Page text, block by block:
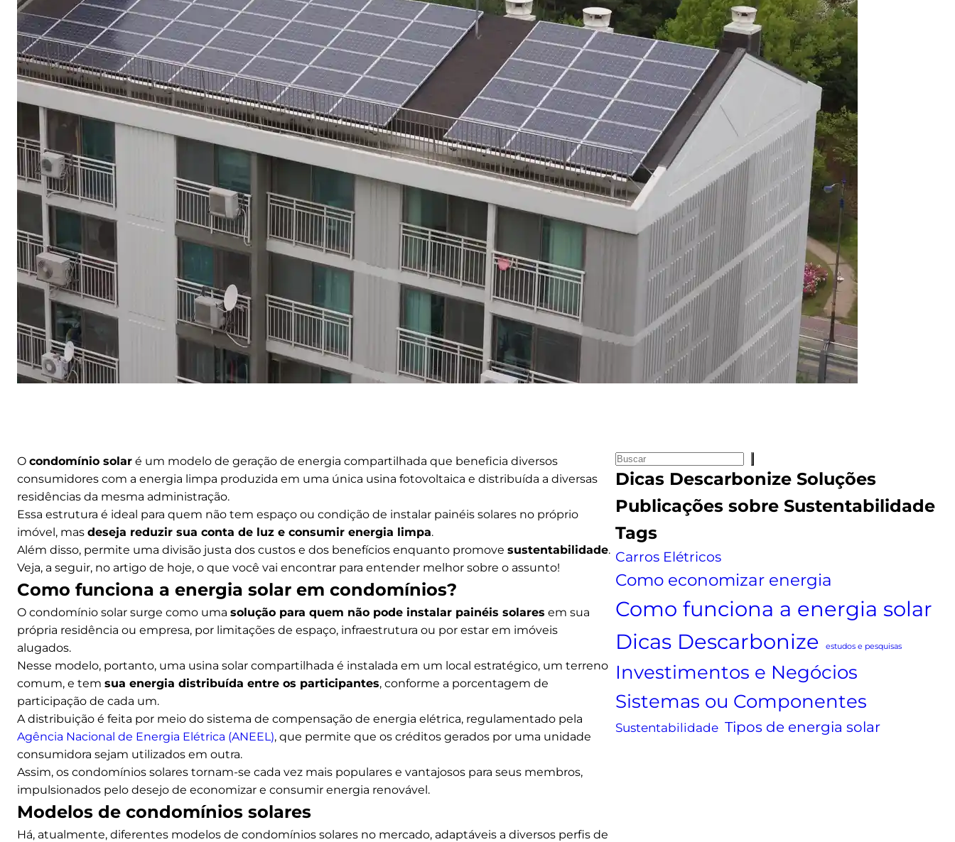
O condomínio solar é um modelo de geração de energia compartilhada que beneficia diversos
consumidores com a energia limpa produzida em uma única usina fotovoltaica e distribuída a diversas
residências da mesma administração.
Essa estrutura é ideal para quem não tem espaço ou condição de instalar painéis solares no próprio
imóvel, mas deseja reduzir sua conta de luz e consumir energia limpa.
Além disso, permite uma divisão justa dos custos e dos benefícios enquanto promove sustentabilidade.
Veja, a seguir, no artigo de hoje, o que você vai encontrar para entender melhor sobre o assunto!
Como funciona a energia solar em condomínios?
O condomínio solar surge como uma solução para quem não pode instalar painéis solares em sua
própria residência ou empresa, por limitações de espaço, infraestrutura ou por estar em imóveis
alugados.
Nesse modelo, portanto, uma usina solar compartilhada é instalada em um local estratégico, um terreno
comum, e tem sua energia distribuída entre os participantes, conforme a porcentagem de
participação de cada um.
A distribuição é feita por meio do sistema de compensação de energia elétrica, regulamentado pela
Agência Nacional de Energia Elétrica (ANEEL), que permite que os créditos gerados por uma unidade
consumidora sejam utilizados em outra.
Assim, os condomínios solares tornam-se cada vez mais populares e vantajosos para seus membros,
impulsionados pelo desejo de economizar e consumir energia renovável.
Modelos de condomínios solares
Há, atualmente, diferentes modelos de condomínios solares no mercado, adaptáveis a diversos perfis de
P
e
q
u
a
Dicas Descarbonize Soluções
Publicações sobreSustentabilidade
Tags
Carros Elétricos
Como economizar energia
Como funciona a energia solar
Dicas Descarbonize
estudos e pesquisas
Investimentos e Negócios
Sistemas ou Componentes
Sustentabilidade Tipos de energia solar